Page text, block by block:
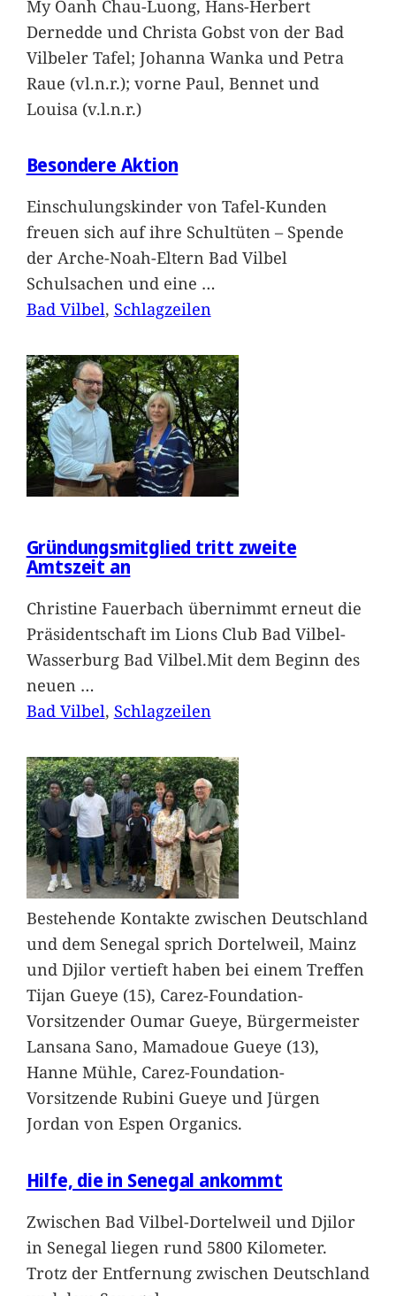
My Oanh Chau-Luong, Hans-Herbert
Dernedde und Christa Gobst von der Bad
Vilbeler Tafel; Johanna Wanka und Petra
Raue (vl.n.r.); vorne Paul, Bennet und
Louisa (v.l.n.r.)
Besondere Aktion
Einschulungskinder von Tafel-Kunden
freuen sich auf ihre Schultüten – Spende
der Arche-Noah-Eltern Bad Vilbel
Schulsachen und eine …
Bad Vilbel, Schlagzeilen
Gründungsmitglied tritt zweite
Amtszeit an
Christine Fauerbach übernimmt erneut die
Präsidentschaft im Lions Club Bad Vilbel-
Wasserburg Bad Vilbel.Mit dem Beginn des
neuen …
Bad Vilbel, Schlagzeilen
Bestehende Kontakte zwischen Deutschland
und dem Senegal sprich Dortelweil, Mainz
und Djilor vertieft haben bei einem Treffen
Tijan Gueye (15), Carez-Foundation-
Vorsitzender Oumar Gueye, Bürgermeister
Lansana Sano, Mamadoue Gueye (13),
Hanne Mühle, Carez-Foundation-
Vorsitzende Rubini Gueye und Jürgen
Jordan von Espen Organics.
Hilfe, die in Senegal ankommt
Zwischen Bad Vilbel-Dortelweil und Djilor
in Senegal liegen rund 5800 Kilometer.
Trotz der Entfernung zwischen Deutschland